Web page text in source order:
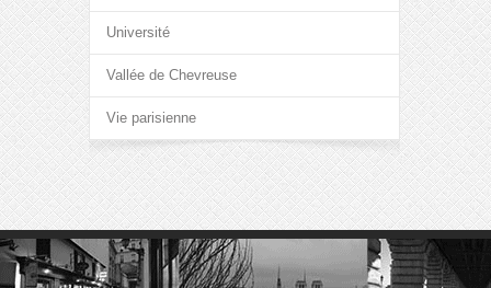
Université
Vallée de Chevreuse
Vie parisienne